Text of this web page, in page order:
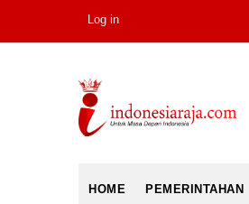
USER
Log in
MAIN
HOME PEMERINTAHAN